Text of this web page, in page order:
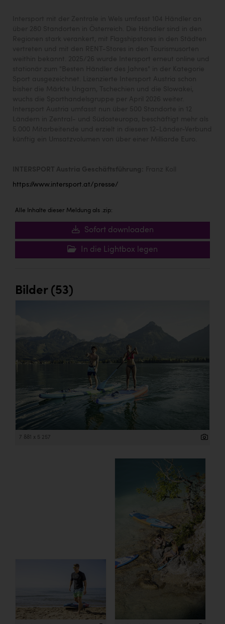
https://www.intersport.at/presse/
Alle Inhalte dieser Meldung als .zip:
Sofort downloaden
In die Lightbox legen
Bilder (53)
7 881 x 5 257